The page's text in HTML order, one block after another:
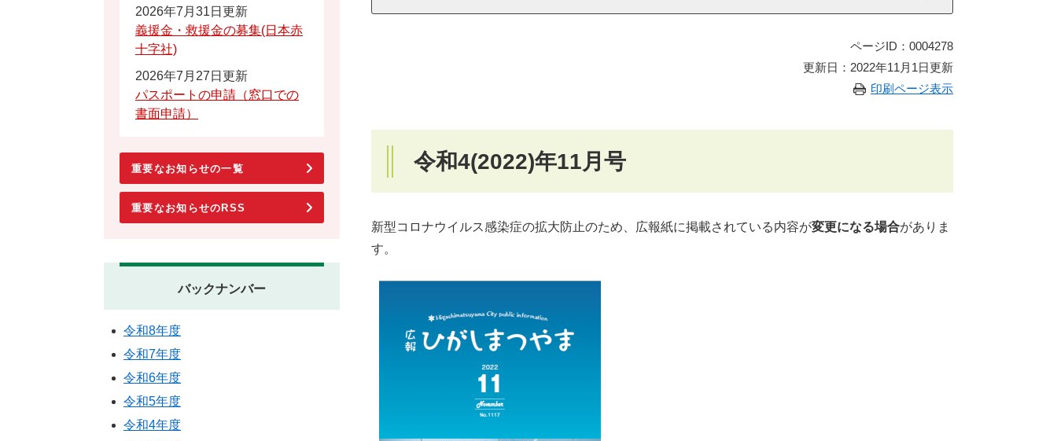
ページID：0004278
更新日：2022年11月1日更新
印刷ページ表示
令和4(2022)年11月号
新型コロナウイルス感染症の拡大防止のため、広報紙に掲載されている内容が変更になる場合がありま
す。
2026年7月31日更新
義援金・救援金の募集(日本赤
十字社)
2026年7月27日更新
パスポートの申請（窓口での
書面申請）
重要なお知らせの一覧
重要なお知らせのRSS
バックナンバー
令和8年度
令和7年度
令和6年度
令和5年度
令和4年度